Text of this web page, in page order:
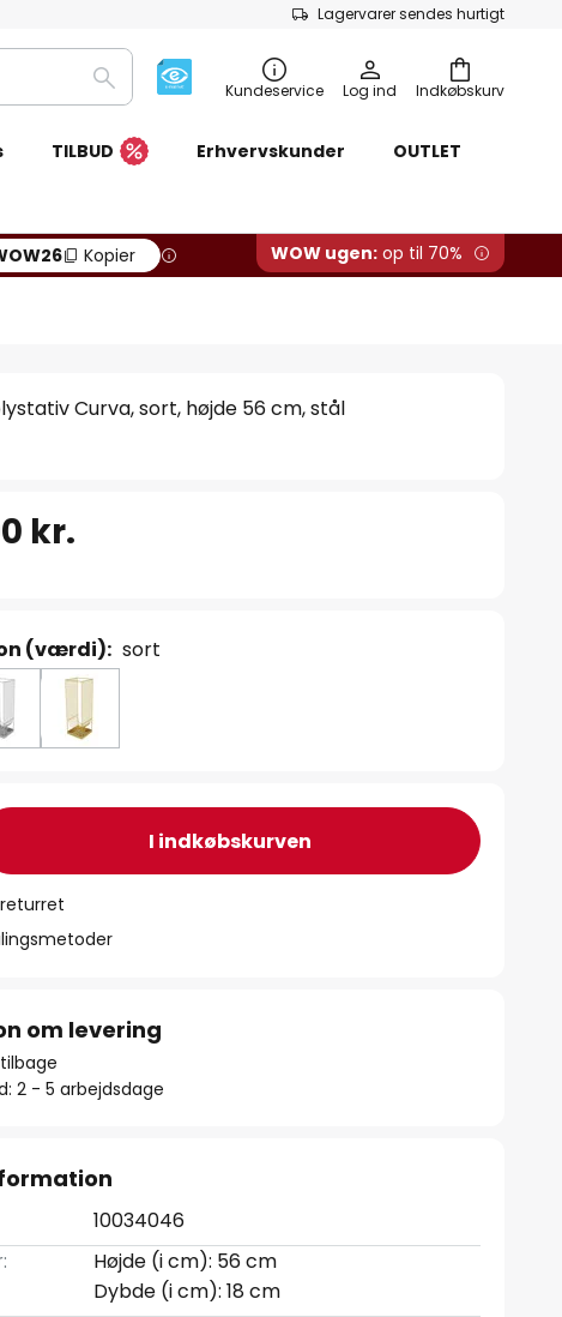
Lagervarer sendes hurtigt
Indkøbskurv
Søg Kundeservice Log ind
TILBUD Erhvervskunder OUTLET
Kopier WOW ugen: op til 70%
Curva, sort, højde 56 cm, stål
kr.
(værdi): sort
I indkøbskurven
om levering
2 - 5 arbejdsdage
10034046
Højde (i cm): 56 cm
Dybde (i cm): 18 cm